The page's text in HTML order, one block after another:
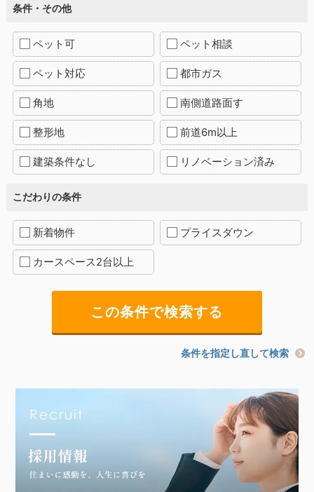
条件・その他
ペット可 ペット相談
ペット対応 都市ガス
角地 南側道路面す
整形地 前道6m以上
建築条件なし リノベーション済み
こだわりの条件
新着物件 プライスダウン
カースペース2台以上
条件を指定し直して検索